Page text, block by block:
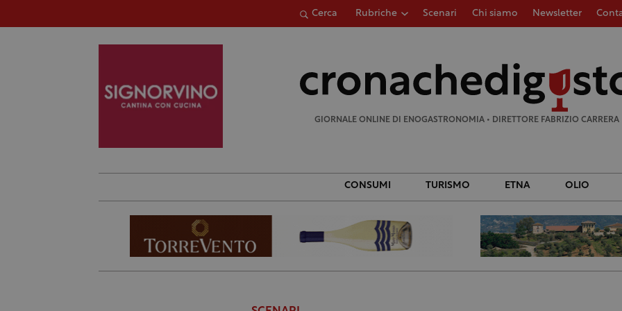
Cerca Rubriche Scenari Chi siamo Newsletter
GIORNALE ONLINE DI ENOGASTRONOMIA • DIRETTORE FABRIZIO CARRERA
CONSUMI TURISMO ETNA OLIO